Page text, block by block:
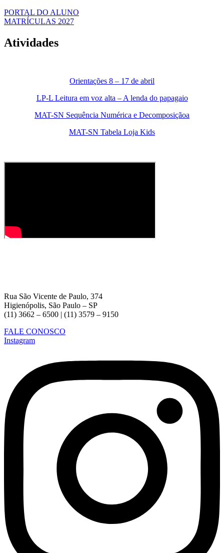
PORTAL DO ALUNO
MATRÍCULAS 2027
Atividades
Orientações 8 – 17 de abril
LP-L Leitura em voz alta – A lenda do papagaio
MAT-SN Sequência Numérica e Decomposiçãoa
MAT-SN Tabela Loja Kids
Rua São Vicente de Paulo, 374
Higienópolis, São Paulo – SP
(11) 3662 – 6500 | (11) 3579 – 9150
FALE CONOSCO
Instagram